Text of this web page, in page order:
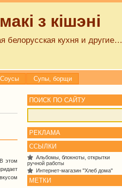
з кішэні
белорусская кухня и другие…
Соусы Супы, борщи
этом
ПОИСК ПО САЙТУ
РЕКЛАМА
ССЫЛКИ
Альбомы, блокноты, открытки
ручной работы
Интернет-магазин "Хлеб дома"
МЕТКИ